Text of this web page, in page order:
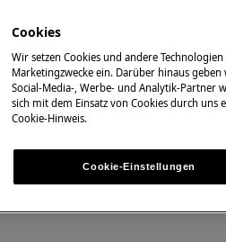
im Programm Wolle oder
Cookies
Wir setzen Cookies und andere
Marketingzwecke ein. Darüber hinaus
Social-Media-, Werbe- und Analytik-Partner
sich mit dem Einsatz von Cookies durch
Cookie-Hinweis.
Cookie-Einstellungen